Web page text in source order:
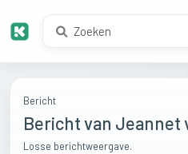
Bericht
Bericht van Jeannet
Losse berichtweergave.